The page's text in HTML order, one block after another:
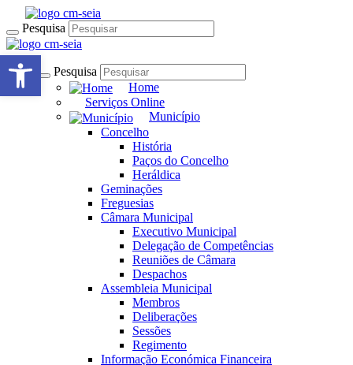
Pesquisa
Pesquisa
Home
Serviços Online
Município
Concelho
História
Paços do Concelho
Heráldica
Geminações
Freguesias
Câmara Municipal
Executivo Municipal
Delegação de Competências
Reuniões de Câmara
Despachos
Assembleia Municipal
Membros
Deliberações
Sessões
Regimento
Informação Económica Financeira
Open toolbar